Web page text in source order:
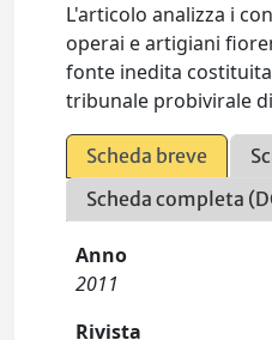
L'articolo analizza i
operai e artigiani
fonte inedita
tribunale probivirale
Scheda breve
Scheda completa
Anno
2011
Rivista